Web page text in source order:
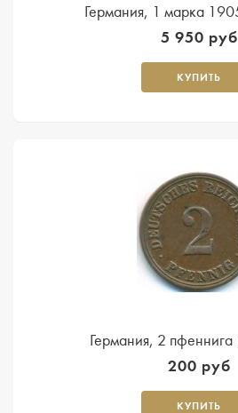
Германия, 1 марка
5 950 руб
КУПИТЬ
Германия, 2
200 руб
КУПИТЬ